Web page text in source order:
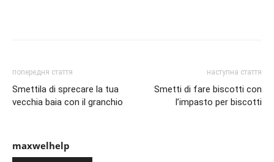
попередня стаття
Smettila di sprecare la tua
vecchia baia con il granchio
наступна стаття
Smetti di fare biscotti con
l’impasto per biscotti
maxwelhelp